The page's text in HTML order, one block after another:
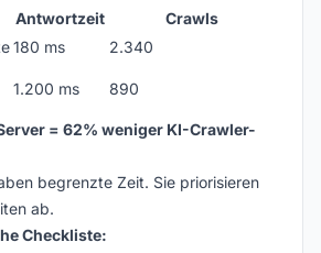
Antwortzeit
Crawls
180 ms
2.340
1.200 ms 890
= 62% weniger KI-Crawler-
begrenzte Zeit. Sie priorisieren
ab.
Checkliste: